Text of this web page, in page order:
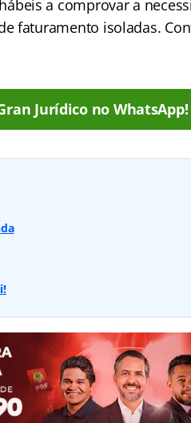
a comprovar a
faturamento isoladas.
Jurídico no